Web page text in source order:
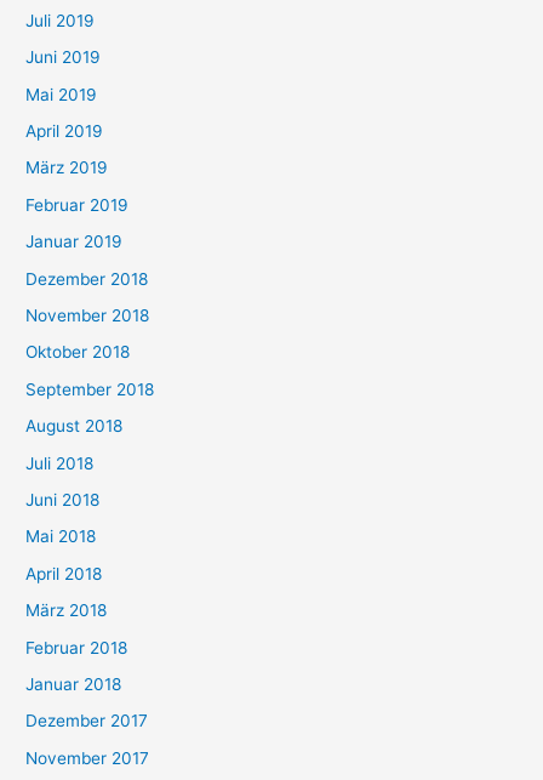
Juli 2019
Juni 2019
Mai 2019
April 2019
März 2019
Februar 2019
Januar 2019
Dezember 2018
November 2018
Oktober 2018
September 2018
August 2018
Juli 2018
Juni 2018
Mai 2018
April 2018
März 2018
Februar 2018
Januar 2018
Dezember 2017
November 2017